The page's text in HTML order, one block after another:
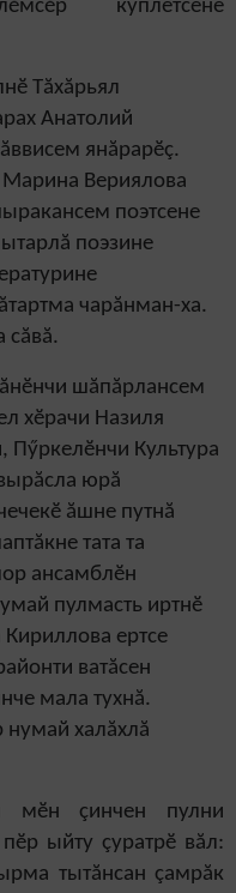
куплетсене
Тăхăрьял
Анатолий
янăрарӗç.
Марина Вериялова
поэтсене
поэзине
чарăнман-ха.
сăвă.
шăпăрлансем
хӗрачи Назиля
Пӳркелӗнчи Культура
юрă
ăшне путнă
тата та
ансамблӗн
пулмасть иртнӗ
ертсе
ватăсен
мала тухнă.
нумай халăхлă
мӗн çинчен пулни
ыйту çуратрӗ вăл:
тытăнсан çамрăк